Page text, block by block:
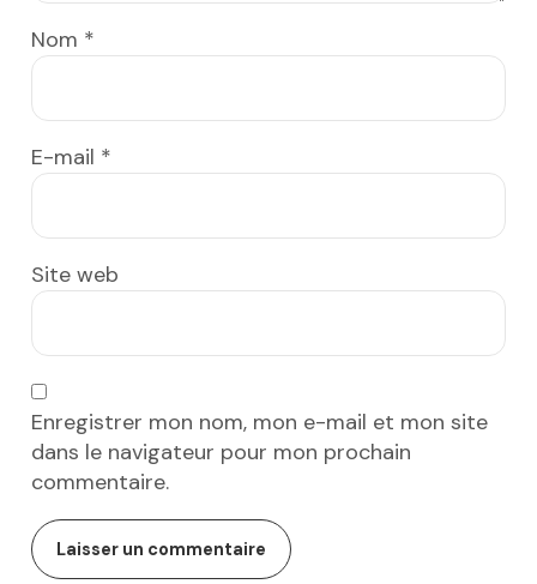
Nom *
E-mail *
Site web
Enregistrer mon nom, mon e-mail et mon site
dans le navigateur pour mon prochain
commentaire.